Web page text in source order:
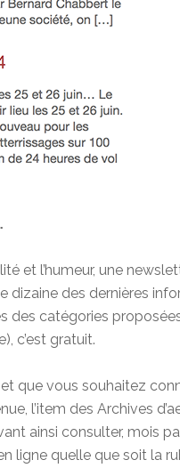
et l’humeur, une
dizaine des dernières
des catégories
c’est gratuit.
que vous souhaitez
l’item des Archives
ainsi consulter, mois
ligne quelle que soit la